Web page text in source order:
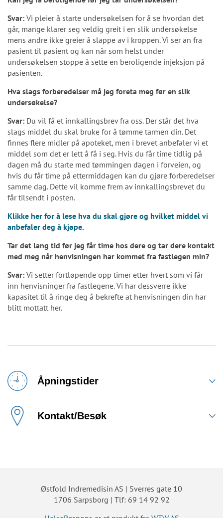
Åpningstider
Kontakt/Besøk
Svar: Vi pleier å starte undersøkelsen for å se hvordan det
går, mange klarer seg veldig greit i en slik undersøkelse
mens andre ikke greier å slappe av i kroppen. Vi ser an fra
pasient til pasient og kan når som helst under
undersøkelsen stoppe å sette en beroligende injeksjon på
pasienten.
Hva slags forberedelser må jeg foreta meg før en slik
undersøkelse?
Svar: Du vil få et innkallingsbrev fra oss. Der står det hva
slags middel du skal bruke for å tømme tarmen din. Det
finnes flere midler på apoteket, men i brevet anbefaler vi et
middel som det er lett å få i seg. Hvis du får time tidlig på
dagen må du starte med tømmingen dagen i forveien, og
hvis du får time på ettermiddagen kan du gjøre forberedelser
samme dag. Dette vil komme frem av innkallingsbrevet du
får tilsendt i posten.
Klikke her for å lese hva du skal gjøre og hvilket middel vi
anbefaler deg å kjøpe.
Tar det lang tid før jeg får time hos dere og tar dere kontakt
med meg når henvisningen har kommet fra fastlegen min?
Svar: Vi setter fortløpende opp timer etter hvert som vi får
inn henvisninger fra fastlegene. Vi har dessverre ikke
kapasitet til å ringe deg å bekrefte at henvisningen din har
blitt mottatt her.
Østfold Indremedisin AS | Sverres gate 10
1706 Sarpsborg | Tlf: 69 14 92 92